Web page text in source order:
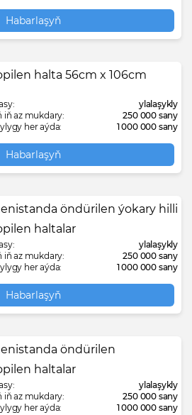
Habarlaşyň
halta 56cm x 106cm
ylalaşykly
iň az mukdary:
250 000 sany
her aýda:
1 000 000 sany
Habarlaşyň
öndürilen ýokary hilli
haltalar
ylalaşykly
iň az mukdary:
250 000 sany
her aýda:
1 000 000 sany
Habarlaşyň
öndürilen
haltalar
ylalaşykly
iň az mukdary:
250 000 sany
her aýda:
1 000 000 sany